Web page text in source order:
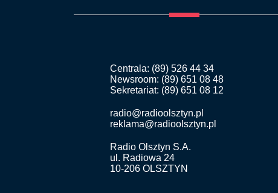
Centrala: (89) 526 44 34
Newsroom: (89) 651 08 48
Sekretariat: (89) 651 08 12
radio@radioolsztyn.pl
reklama@radioolsztyn.pl
Radio Olsztyn S.A.
ul. Radiowa 24
10-206 OLSZTYN